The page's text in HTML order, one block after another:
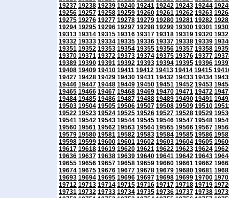
19237 19238 19239 19240 19241 19242 19243 19244
19256 19257 19258 19259 19260 19261 19262 19263
19275 19276 19277 19278 19279 19280 19281 19282
19294 19295 19296 19297 19298 19299 19300 19301
19313 19314 19315 19316 19317 19318 19319 19320
19332 19333 19334 19335 19336 19337 19338 19339
19351 19352 19353 19354 19355 19356 19357 19358
19370 19371 19372 19373 19374 19375 19376 19377
19389 19390 19391 19392 19393 19394 19395 19396
19408 19409 19410 19411 19412 19413 19414 19415
19427 19428 19429 19430 19431 19432 19433 19434
19446 19447 19448 19449 19450 19451 19452 19453
19465 19466 19467 19468 19469 19470 19471 19472
19484 19485 19486 19487 19488 19489 19490 19491
19503 19504 19505 19506 19507 19508 19509 19510
19522 19523 19524 19525 19526 19527 19528 19529
19541 19542 19543 19544 19545 19546 19547 19548
19560 19561 19562 19563 19564 19565 19566 19567
19579 19580 19581 19582 19583 19584 19585 19586
19598 19599 19600 19601 19602 19603 19604 19605
19617 19618 19619 19620 19621 19622 19623 19624
19636 19637 19638 19639 19640 19641 19642 19643
19655 19656 19657 19658 19659 19660 19661 19662
19674 19675 19676 19677 19678 19679 19680 19681
19693 19694 19695 19696 19697 19698 19699 19700
19712 19713 19714 19715 19716 19717 19718 19719
19731 19732 19733 19734 19735 19736 19737 19738